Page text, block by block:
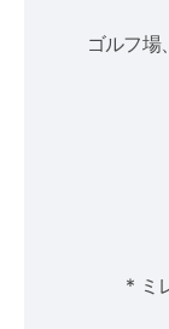
ゴルフ場
* ミ